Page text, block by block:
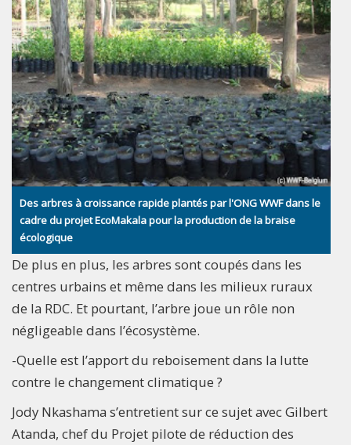
Des arbres à croissance rapide plantés par l'ONG WWF dans le
cadre du projet EcoMakala pour la production de la braise
écologique
De plus en plus, les arbres sont coupés dans les
centres urbains et même dans les milieux ruraux
de la RDC. Et pourtant, l’arbre joue un rôle non
négligeable dans l’écosystème.
-Quelle est l’apport du reboisement dans la lutte
contre le changement climatique ?
Jody Nkashama s’entretient sur ce sujet avec Gilbert
Atanda, chef du Projet pilote de réduction des